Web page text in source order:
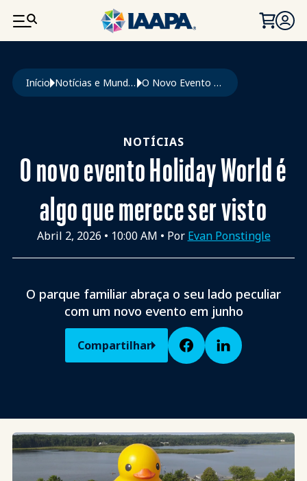
PASSAR PARA O CONTEÚDO PRINCIPAL
Navegação estrutural
Início Notícias e Mundo Da Diversão O Novo Evento Holiday World É Algo Que Merece Ser Visto
NOTÍCIAS
O novo evento Holiday World é
algo que merece ser visto
Abril 2, 2026 • 10:00 AM • Por Evan Ponstingle
O parque familiar abraça o seu lado peculiar
com um novo evento em junho
Compartilhar